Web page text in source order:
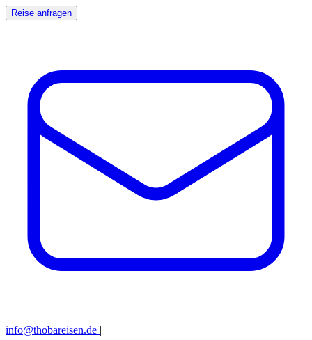
Reise anfragen
info@thobareisen.de |